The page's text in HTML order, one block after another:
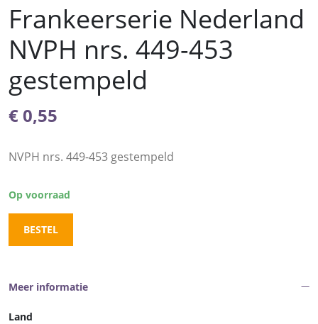
Frankeerserie Nederland
NVPH nrs. 449-453
gestempeld
€ 0,55
NVPH nrs. 449-453 gestempeld
Op voorraad
BESTEL
Meer informatie
Land